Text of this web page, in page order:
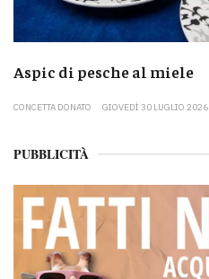
Aspic di pesche al miele
CONCETTA DONATO GIOVEDÌ 30 LUGLIO 2026
PUBBLICITÀ